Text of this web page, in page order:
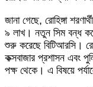
জানা গেছে, রোহিঙ্গা
৯ লাখ। নতুন সিম বন্ধ
শুরু করেছে বিটিআরসি।
কক্সবাজার প্রশাসন এবং
পক্ষ থেকে। এ বিষয়ে